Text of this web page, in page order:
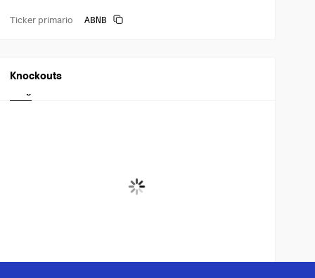
Ticker primario ABNB
Knockouts